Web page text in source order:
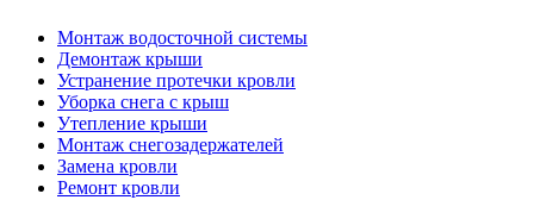
Монтаж водосточной системы
Демонтаж крыши
Устранение протечки кровли
Уборка снега с крыш
Утепление крыши
Монтаж снегозадержателей
Замена кровли
Ремонт кровли